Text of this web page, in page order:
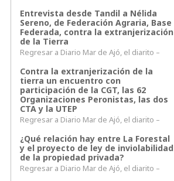
Entrevista desde Tandil a Nélida
Sereno, de Federación Agraria, Base
Federada, contra la extranjerización
de la Tierra
Regresar a Diario Mar de Ajó, el diarito –
Contra la extranjerización de la
tierra un encuentro con
participación de la CGT, las 62
Organizaciones Peronistas, las dos
CTA y la UTEP
Regresar a Diario Mar de Ajó, el diarito –
¿Qué relación hay entre La Forestal
y el proyecto de ley de inviolabilidad
de la propiedad privada?
Regresar a Diario Mar de Ajó, el diarito –